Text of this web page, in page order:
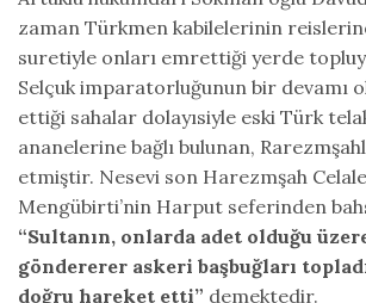
zaman Türkmen kabilelerinin
suretiyle onları emrettiği yerde
Selçuk imparatorluğunun bir devamı
ettiği sahalar dolayısiyle eski Türk
ananelerine bağlı bulunan,
etmiştir. Nesevi son Harezmşah
Mengübirti’nin Harput seferinden
“Sultanın, onlarda adet olduğu
göndererer askeri başbuğları
doğru hareket etti” demektedir.